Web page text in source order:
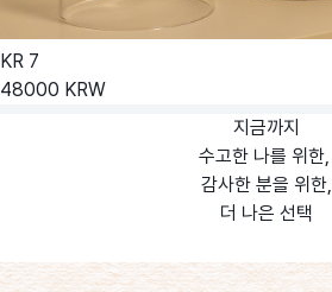
KR 7
48000 KRW
지금까지
수고한 나를 위한,
감사한 분을 위한,
더 나은 선택